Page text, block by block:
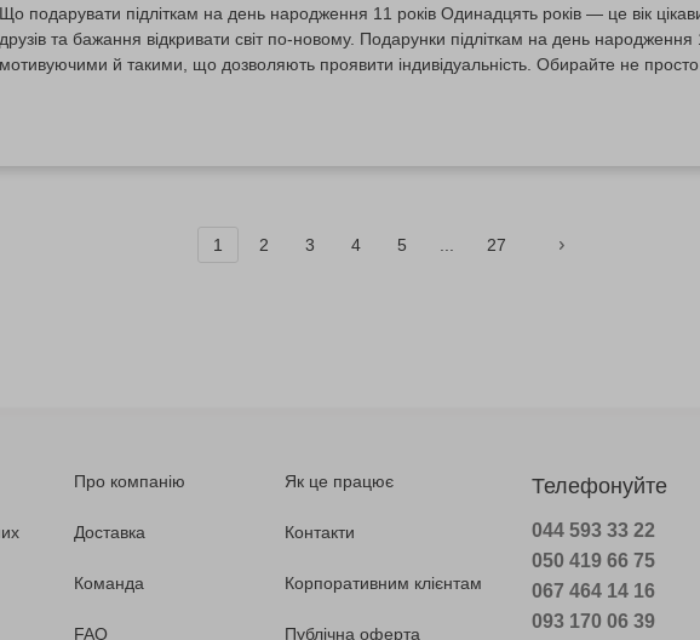
Що подарувати підліткам на день народження 11 років Одинадцять років — це вік
друзів та бажання відкривати світ по-новому. Подарунки підліткам на день народження
мотивуючими й такими, що дозволяють проявити індивідуальність. Обирайте не просто
1 2 3 4 5 ... 27
Про компанію Як це працює
Доставка Контакти
Команда Корпоративним клієнтам
FAQ Публічна оферта
Телефонуйте
044 593 33 22
050 419 66 75
067 464 14 16
093 170 06 39